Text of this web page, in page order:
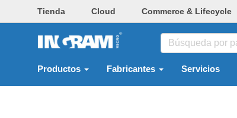
Tienda Cloud Commerce & Lifecycle
Productos Fabricantes Servicios